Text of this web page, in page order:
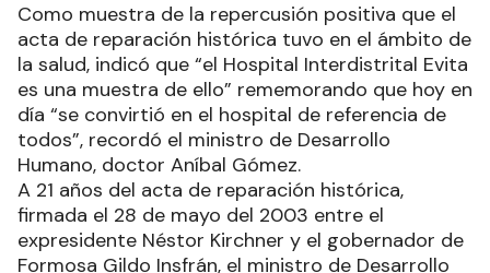
Como muestra de la repercusión positiva que el
acta de reparación histórica tuvo en el ámbito de
la salud, indicó que “el Hospital Interdistrital Evita
es una muestra de ello” rememorando que hoy en
día “se convirtió en el hospital de referencia de
todos”, recordó el ministro de Desarrollo
Humano, doctor Aníbal Gómez.
A 21 años del acta de reparación histórica,
firmada el 28 de mayo del 2003 entre el
expresidente Néstor Kirchner y el gobernador de
Formosa Gildo Insfrán, el ministro de Desarrollo